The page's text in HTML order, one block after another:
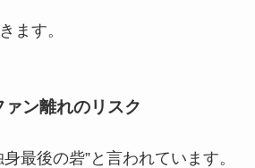
ます。
ン離れのリスク
最後の砦”と言われています。